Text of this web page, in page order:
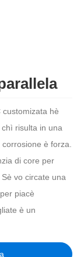
customizata hè
risulta in una
è forza.
di core per
vo circate una
piacè
è un